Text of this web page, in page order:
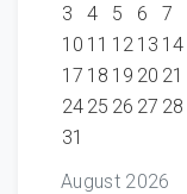
August 2026
3
4 5 6 7
10 11 12 13 14
17 18 19 20 21
24 25 26 27 28
31